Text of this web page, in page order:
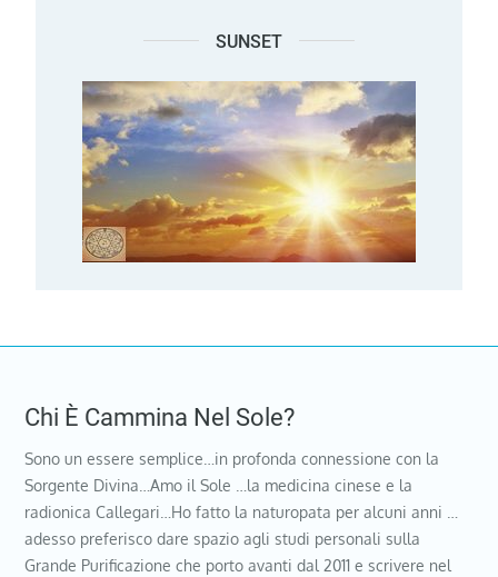
SUNSET
Chi È Cammina Nel Sole?
Sono un essere semplice…in profonda connessione con la
Sorgente Divina…Amo il Sole …la medicina cinese e la
radionica Callegari…Ho fatto la naturopata per alcuni anni …
adesso preferisco dare spazio agli studi personali sulla
Grande Purificazione che porto avanti dal 2011 e scrivere nel